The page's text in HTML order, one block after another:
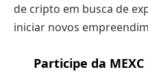
de cripto em busca de
iniciar novos
Participe da MEXC